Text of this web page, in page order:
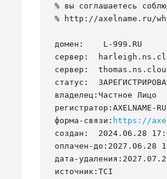
% вы соглашаетесь
% http://axelname.ru/
домен:    L-999.RU
сервер:
сервер:
статус:
владелец:Частное Лицо
регистратор:AXELNAME-RU
форма-связи: https://
создан:  2024.06.28
оплачен-до:2027.06.28
дата-
источник:TCI